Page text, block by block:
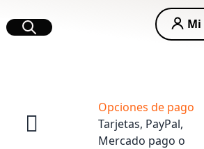
Buscar
Mi
Opciones de pago
Tarjetas, PayPal,
Mercado pago o